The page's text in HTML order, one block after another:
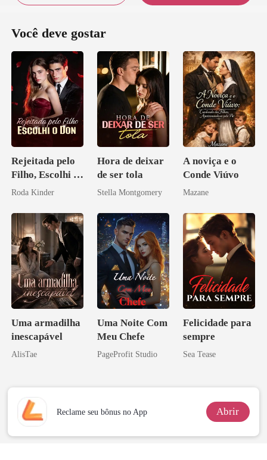
Você deve gostar
Rejeitada pelo
Filho, Escolhi o
Don
Roda Kinder
Hora de deixar
de ser tola
Stella Montgomery
A noviça e o
Conde Viúvo
Mazane
Uma armadilha
inescapável
AlisTae
Uma Noite Com
Meu Chefe
PageProfit Studio
Felicidade para
sempre
Sea Tease
Reclame seu bônus no App Abrir